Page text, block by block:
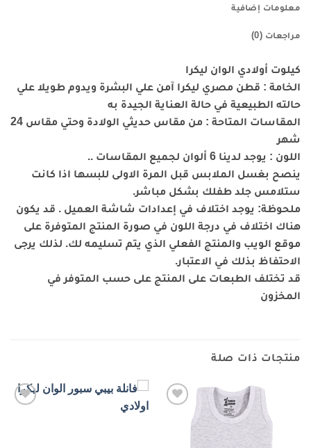
معلومات إضافية
مراجعات (0)
كيلوت أولادي الوان ليكرا
الخامة : قطن مصري ليكرا آمن علي البشرة ويدوم طويلا علي
حالته الطبيعية في حالة العناية الجيدة به
المقاسات المتاحة : من مقاس حديثي الولادة وحتي مقاس 24
شهر
اللون : يوجد لدينا 6 ألوان لجميع المقاسات ..
ينصح بغسل الملابس قبل المرة الاولى للبسها اذا كانت
ستلامس جلد طفلك بشكل مباشر.
ملحوظة: يوجد اختلاف في إعدادات شاشة العميل . قد يكون
هناك اختلاف في درجة اللون في صورة المنتج المتوفرة على
موقع الويب والمنتج الفعلي الذي يتم تسليمه لك. لذلك يرجى
الاحتفاظ بذلك في الاعتبار.
قد تختلف الطبعات على المنتج على حسب المتوفر في
المخزون
منتجات ذات صلة